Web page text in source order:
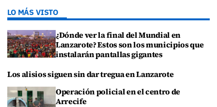
LO MÁS VISTO
¿Dónde ver la final del Mundial en
Lanzarote? Estos son los municipios que
instalarán pantallas gigantes
Los alisios siguen sin dar tregua en Lanzarote
Operación policial en el centro de
Arrecife